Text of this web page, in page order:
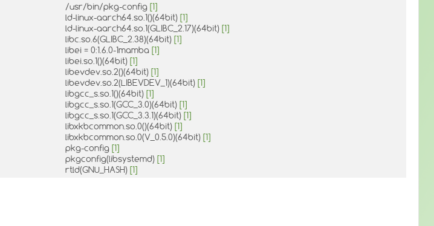
/usr/bin/pkg-config [1]
ld-linux-aarch64.so.1()(64bit) [1]
ld-linux-aarch64.so.1(GLIBC_2.17)(64bit) [1]
libc.so.6(GLIBC_2.38)(64bit) [1]
libei = 0:1.6.0-1mamba [1]
libei.so.1()(64bit) [1]
libevdev.so.2()(64bit) [1]
libevdev.so.2(LIBEVDEV_1)(64bit) [1]
libgcc_s.so.1()(64bit) [1]
libgcc_s.so.1(GCC_3.0)(64bit) [1]
libgcc_s.so.1(GCC_3.3.1)(64bit) [1]
libxkbcommon.so.0()(64bit) [1]
libxkbcommon.so.0(V_0.5.0)(64bit) [1]
pkg-config [1]
pkgconfig(libsystemd) [1]
rtld(GNU_HASH) [1]